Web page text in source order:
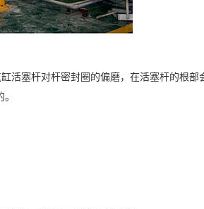
活塞杆对杆密封圈的偏磨，在活塞杆的根部